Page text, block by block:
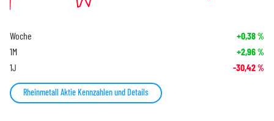
Woche +0,38%
1M +2,96%
1J -30,42%
Rheinmetall Aktie Kennzahlen und Details